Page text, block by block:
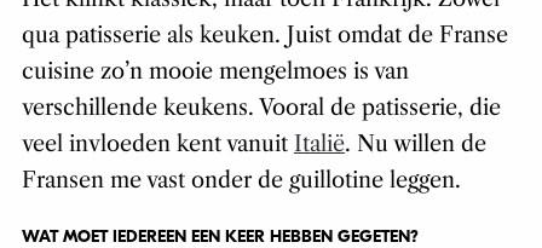
qua patisserie als keuken. Juist omdat de Franse
cuisine zo’n mooie mengelmoes is van
verschillende keukens. Vooral de patisserie, die
veel invloeden kent vanuit Italië. Nu willen de
Fransen me vast onder de guillotine leggen.
WAT MOET IEDEREEN EEN KEER HEBBEN GEGETEN?